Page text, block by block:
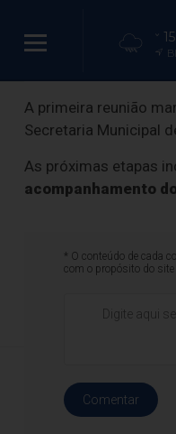
15
✅Clique aqui para
A primeira reunião
Secretaria Municipal
As próximas etapas
acompanhamento
* O conteúdo de cada
com o propósito do
Comentar